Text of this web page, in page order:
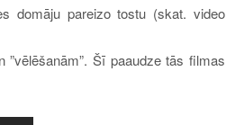
domāju pareizo tostu (skat. video
Šī paaudze tās filmas